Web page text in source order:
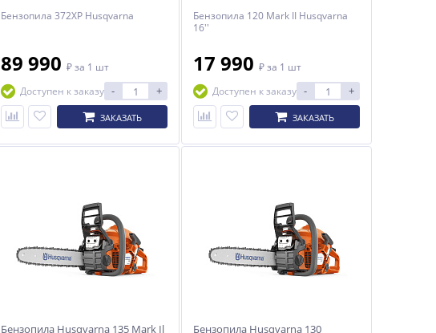
Бензопила 372XP Husqvarna
89 990 ₽за 1 шт
Доступен к заказу - +
ЗАКАЗАТЬ
Бензопила 120 Mark II Husqvarna
16''
17 990 ₽за 1 шт
Доступен к заказу - +
ЗАКАЗАТЬ
Бензопила Husqvarna 135 Mark Il Бензопила Husqvarna 130